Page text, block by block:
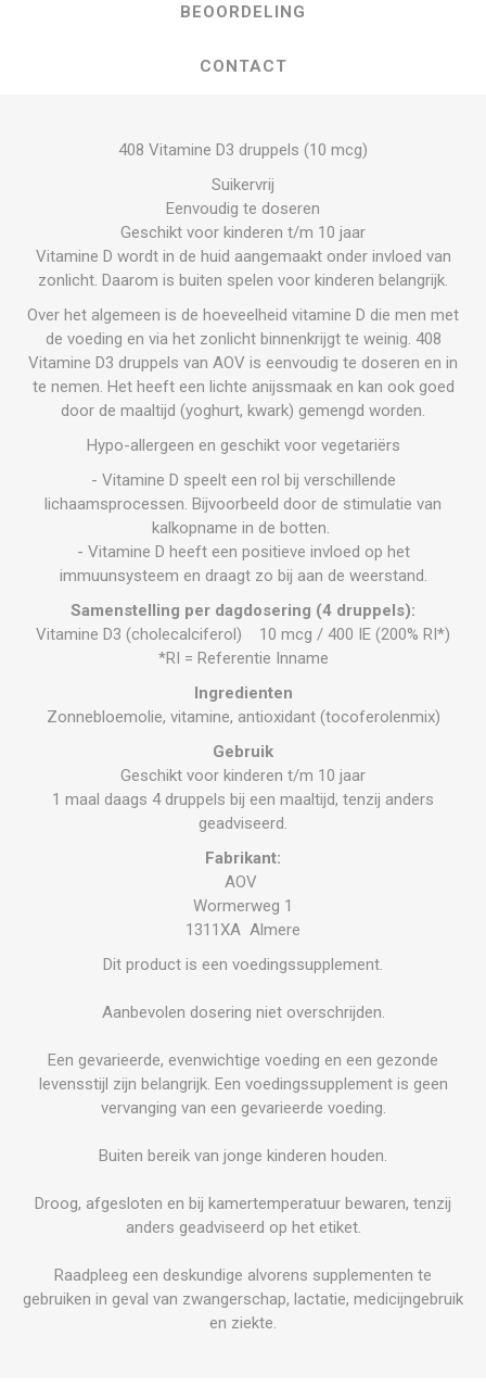
BEOORDELING
CONTACT
408 Vitamine D3 druppels (10 mcg)
Suikervrij
Eenvoudig te doseren
Geschikt voor kinderen t/m 10 jaar
Vitamine D wordt in de huid aangemaakt onder invloed van
zonlicht. Daarom is buiten spelen voor kinderen belangrijk.
Over het algemeen is de hoeveelheid vitamine D die men met
de voeding en via het zonlicht binnenkrijgt te weinig. 408
Vitamine D3 druppels van AOV is eenvoudig te doseren en in
te nemen. Het heeft een lichte anijssmaak en kan ook goed
door de maaltijd (yoghurt, kwark) gemengd worden.
Hypo-allergeen en geschikt voor vegetariërs
- Vitamine D speelt een rol bij verschillende
lichaamsprocessen. Bijvoorbeeld door de stimulatie van
kalkopname in de botten.
- Vitamine D heeft een positieve invloed op het
immuunsysteem en draagt zo bij aan de weerstand.
Samenstelling per dagdosering (4 druppels):
Vitamine D3 (cholecalciferol) 10 mcg / 400 IE (200% RI*)
*RI = Referentie Inname
Ingredienten
Zonnebloemolie, vitamine, antioxidant (tocoferolenmix)
Gebruik
Geschikt voor kinderen t/m 10 jaar
1 maal daags 4 druppels bij een maaltijd, tenzij anders
geadviseerd.
Fabrikant:
AOV
Wormerweg 1
1311XA Almere
Dit product is een voedingssupplement.
Aanbevolen dosering niet overschrijden.
Een gevarieerde, evenwichtige voeding en een gezonde
levensstijl zijn belangrijk. Een voedingssupplement is geen
vervanging van een gevarieerde voeding.
Buiten bereik van jonge kinderen houden.
Droog, afgesloten en bij kamertemperatuur bewaren, tenzij
anders geadviseerd op het etiket.
Raadpleeg een deskundige alvorens supplementen te
gebruiken in geval van zwangerschap, lactatie, medicijngebruik
en ziekte.